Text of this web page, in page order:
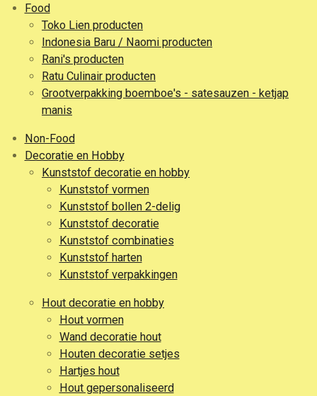
Food
Toko Lien producten
Indonesia Baru / Naomi producten
Rani's producten
Ratu Culinair producten
Grootverpakking boemboe's - satesauzen - ketjap
manis
Non-Food
Decoratie en Hobby
Kunststof decoratie en hobby
Kunststof vormen
Kunststof bollen 2-delig
Kunststof decoratie
Kunststof combinaties
Kunststof harten
Kunststof verpakkingen
Hout decoratie en hobby
Hout vormen
Wand decoratie hout
Houten decoratie setjes
Hartjes hout
Hout gepersonaliseerd